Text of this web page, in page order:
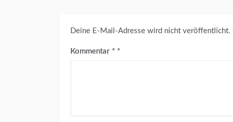
Deine E-Mail-Adresse wird nicht veröffentlicht.
Kommentar *